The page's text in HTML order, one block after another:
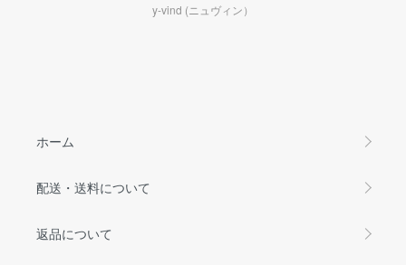
y-vind (ニュヴィン）
ホーム
配送・送料について
返品について